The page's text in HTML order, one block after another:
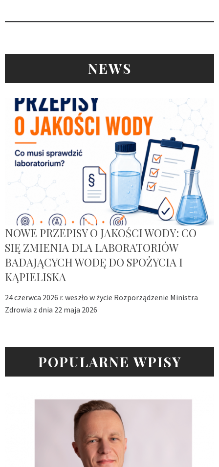
NEWS
NOWE PRZEPISY O JAKOŚCI WODY: CO
SIĘ ZMIENIA DLA LABORATORIÓW
BADAJĄCYCH WODĘ DO SPOŻYCIA I
KĄPIELISKA
24 czerwca 2026 r. weszło w życie Rozporządzenie Ministra
Zdrowia z dnia 22 maja 2026
POPULARNE WPISY